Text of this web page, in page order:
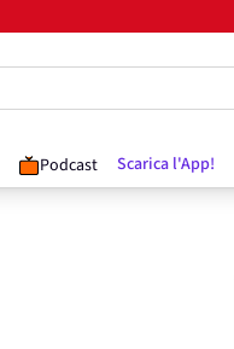
Podcast Scarica l'App!